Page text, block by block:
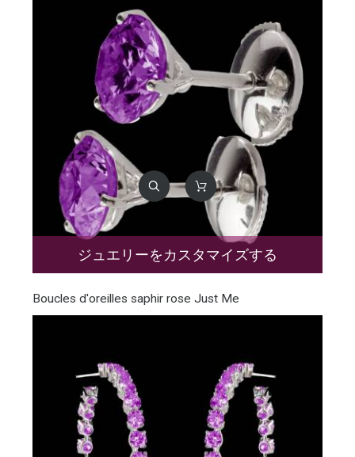
ジュエリーをカスタマイズする
Boucles d'oreilles saphir rose Just Me